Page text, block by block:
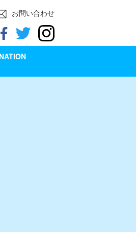
お問い合わせ